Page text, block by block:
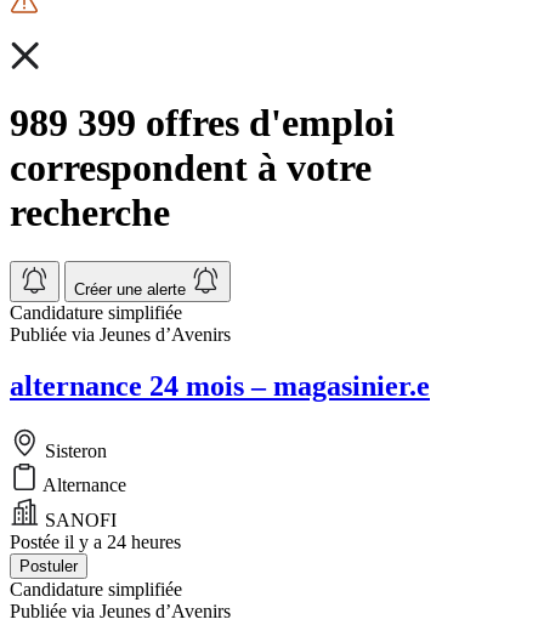
989 399 offres d'emploi
correspondent à votre
recherche
Créer une alerte
Candidature simplifiée
Publiée via Jeunes d’Avenirs
alternance 24 mois – magasinier.e
Sisteron
Alternance
SANOFI
Postée il y a 24 heures
Postuler
Candidature simplifiée
Publiée via Jeunes d’Avenirs